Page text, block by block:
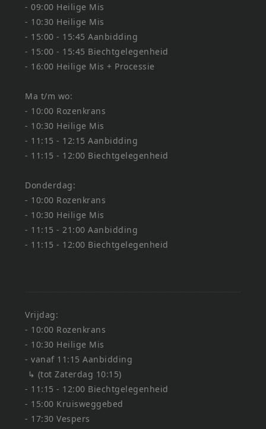
- 09:00 Heilige Mis
- 10:30 Heilige Mis
- 15:00 - 15:45 Aanbidding
- 15:00 - 15:45 Biechtgelegenheid
- 16:00 Heilige Mis + Processie
Ma t/m wo:
- 10:00 Rozenkrans
- 10:30 Heilige Mis
- 11:15 - 12:15 Aanbidding
- 11:15 - 12:00 Biechtgelegenheid
Donderdag:
- 10:00 Rozenkrans
- 10:30 Heilige Mis
- 11:15 - 21:00 Aanbidding
- 11:15 - 12:00 Biechtgelegenheid
Vrijdag:
- 10:00 Rozenkrans
- 10:30 Heilige Mis
- vanaf 11:15 Aanbidding
↳ (tot Zaterdag 10:15)
- 11:15 - 12:00 Biechtgelegenheid
- 15:00 Kruisweggebed
- 17:30 Vespers